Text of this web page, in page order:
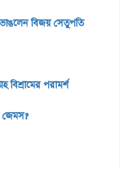
ভাঙলেন বিজয় সেতুপতি
পরামর্শ